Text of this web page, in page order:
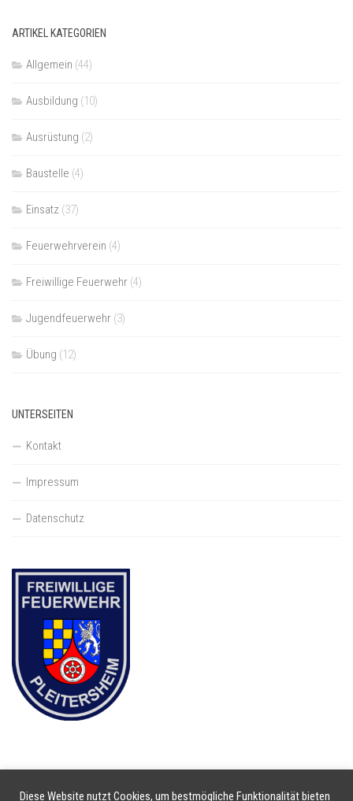
ARTIKEL KATEGORIEN
Allgemein (44)
Ausbildung (10)
Ausrüstung (2)
Baustelle (4)
Einsatz (37)
Feuerwehrverein (4)
Freiwillige Feuerwehr (4)
Jugendfeuerwehr (3)
Übung (12)
UNTERSEITEN
Kontakt
Impressum
Datenschutz
Diese Website nutzt Cookies, um bestmögliche Funktionalität bieten